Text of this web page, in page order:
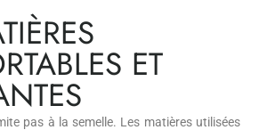
ET
pas à la semelle. Les matières utilisées